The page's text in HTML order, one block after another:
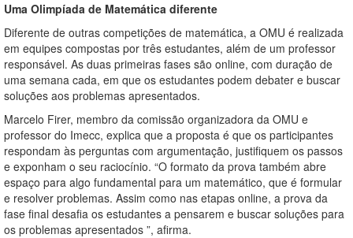
Uma Olimpíada de Matemática diferente
Diferente de outras competições de matemática, a OMU é realizada
em equipes compostas por três estudantes, além de um professor
responsável. As duas primeiras fases são online, com duração de
uma semana cada, em que os estudantes podem debater e buscar
soluções aos problemas apresentados.
Marcelo Firer, membro da comissão organizadora da OMU e
professor do Imecc, explica que a proposta é que os participantes
respondam às perguntas com argumentação, justifiquem os passos
e exponham o seu raciocínio. “O formato da prova também abre
espaço para algo fundamental para um matemático, que é formular
e resolver problemas. Assim como nas etapas online, a prova da
fase final desafia os estudantes a pensarem e buscar soluções para
os problemas apresentados ”, afirma.